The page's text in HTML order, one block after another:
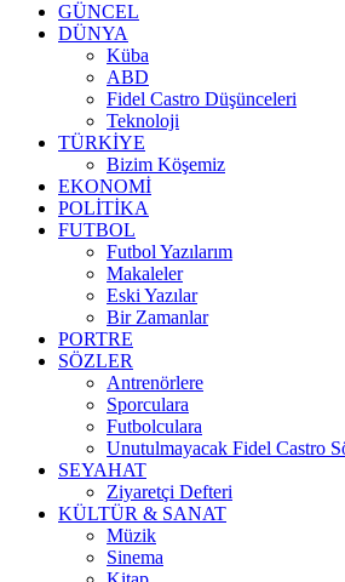
GÜNCEL
DÜNYA
Küba
ABD
Fidel Castro Düşünceleri
Teknoloji
TÜRKİYE
Bizim Köşemiz
EKONOMİ
POLİTİKA
FUTBOL
Futbol Yazılarım
Makaleler
Eski Yazılar
Bir Zamanlar
PORTRE
SÖZLER
Antrenörlere
Sporculara
Futbolculara
Unutulmayacak Fidel Castro
SEYAHAT
Ziyaretçi Defteri
KÜLTÜR & SANAT
Müzik
Sinema